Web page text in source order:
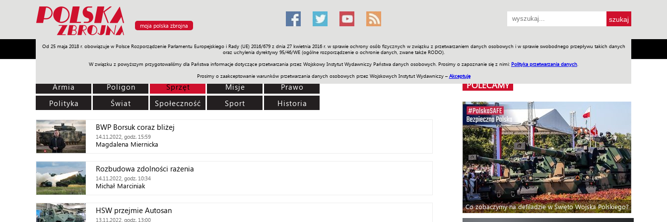
moja polska zbrojna
Od 25 maja 2018 r. obowiązuje w Polsce Rozporządzenie Parlamentu Europejskiego i Rady (UE) 2016/679 z dnia 27 kwietnia 2016 r. w sprawie ochrony osób fizycznych w związku z przetwarzaniem danych osobowych i w sprawie swobodnego przepływu takich danych
oraz uchylenia dyrektywy 95/46/WE (ogólne rozporządzenie o ochronie danych, zwane także RODO).
W związku z powyższym przygotowaliśmy dla Państwa informacje dotyczące przetwarzania przez Wojskowy Instytut Wydawniczy Państwa danych osobowych. Prosimy o zapoznanie się z nimi: Polityka przetwarzania danych
Prosimy o zaakceptowanie warunków przetwarzania danych osobowych przez Wojskowych Instytut Wydawniczy – Akceptuję
Armia Poligon Sprzęt Misje Polityka Prawo Świat Społeczność Sport Historia Galerie Wideo ENGLISH SKLEP Jednodniówki Praca w WIW
Armia Poligon Sprzęt Misje
Prawo
Polityka
Świat Społeczność Sport Historia
BWP Borsuk coraz bliżej
14.11.2022, godz. 15:59
Magdalena Miernicka
Rozbudowa zdolności rażenia
14.11.2022, godz. 10:34
Michał Marciniak
HSW przejmie Autosan
13.11.2022, godz. 13:00
POLECAMY
Co zobaczymy na defiladzie w Święto Wojska Polskiego?